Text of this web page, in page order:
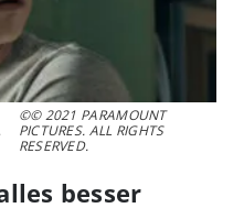
©© 2021 PARAMOUNT
PICTURES. ALL RIGHTS
RESERVED.
besser